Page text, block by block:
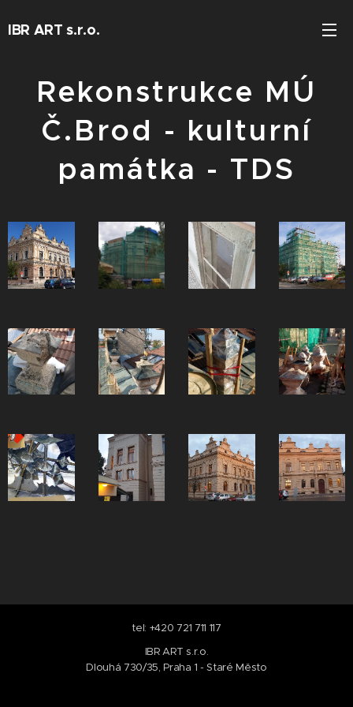
IBR ART s.r.o.
Rekonstrukce MÚ
Č.Brod - kulturní
památka - TDS
tel: +420 721 711 117
IBR ART s.r.o.
Dlouhá 730/35, Praha 1 - Staré Město